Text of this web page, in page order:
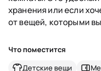
хранения или если
от вещей, которыми
Что поместится
Детские вещи